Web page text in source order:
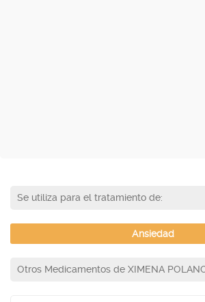
Se utiliza para el tratamiento de:
Ansiedad
Otros Medicamentos de XIMENA